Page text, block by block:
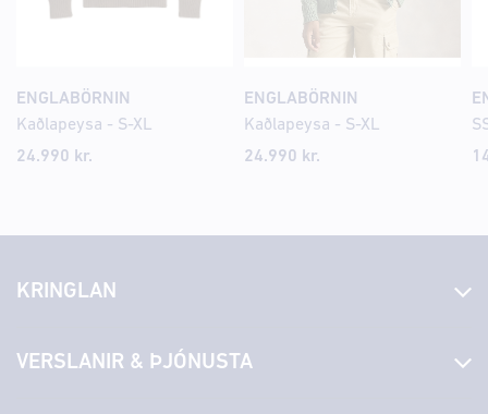
ENGLABÖRNIN
Kaðlapeysa - S-XL
24.990 kr.
ENGLABÖRNIN
Kaðlapeysa - S-XL
24.990 kr.
KRINGLAN
Laus störf
VERSLANIR & ÞJÓNUSTA